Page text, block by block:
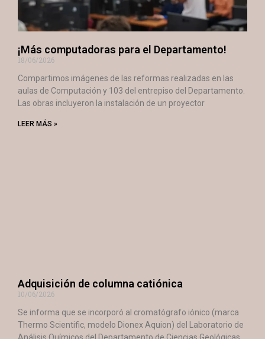
¡Más computadoras para el Departamento!
18/06/2026
Compartimos imágenes de las reformas realizadas en las
aulas de Computación y 103 del entrepiso del Departamento.
Las obras incluyeron la instalación de un proyector
LEER MÁS »
Adquisición de columna catiónica
10/06/2026
Se informa que se incorporó al cromatógrafo iónico (marca
Thermo Scientific, modelo Dionex Aquion) del Laboratorio de
Análisis Químicos del Departamento de Ciencias Geológicas,